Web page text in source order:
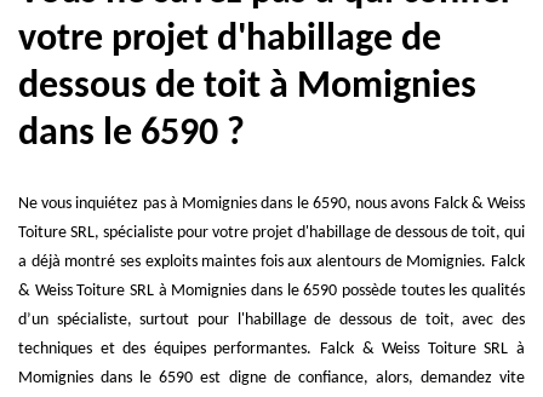
votre projet d'habillage de
dessous de toit à Momignies
dans le 6590 ?
Ne vous inquiétez pas à Momignies dans le 6590, nous avons Falck & Weiss
Toiture SRL, spécialiste pour votre projet d'habillage de dessous de toit, qui
a déjà montré ses exploits maintes fois aux alentours de Momignies. Falck
& Weiss Toiture SRL à Momignies dans le 6590 possède toutes les qualités
d’un spécialiste, surtout pour l'habillage de dessous de toit, avec des
techniques et des équipes performantes. Falck & Weiss Toiture SRL à
Momignies dans le 6590 est digne de confiance, alors, demandez vite